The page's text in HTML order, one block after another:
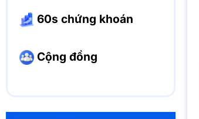
60s chứng khoán
Cộng đồng